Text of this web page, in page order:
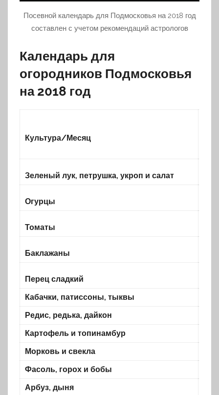
Посевной календарь для Подмосковья на 2018 год
составлен с учетом рекомендаций астрологов
Календарь для
огородников Подмосковья
на 2018 год
Культура/Месяц
Зеленый лук, петрушка, укроп и салат
Огурцы
Томаты
Баклажаны
Перец сладкий
Кабачки, патиссоны, тыквы
Редис, редька, дайкон
Картофель и топинамбур
Морковь и свекла
Фасоль, горох и бобы
Арбуз, дыня